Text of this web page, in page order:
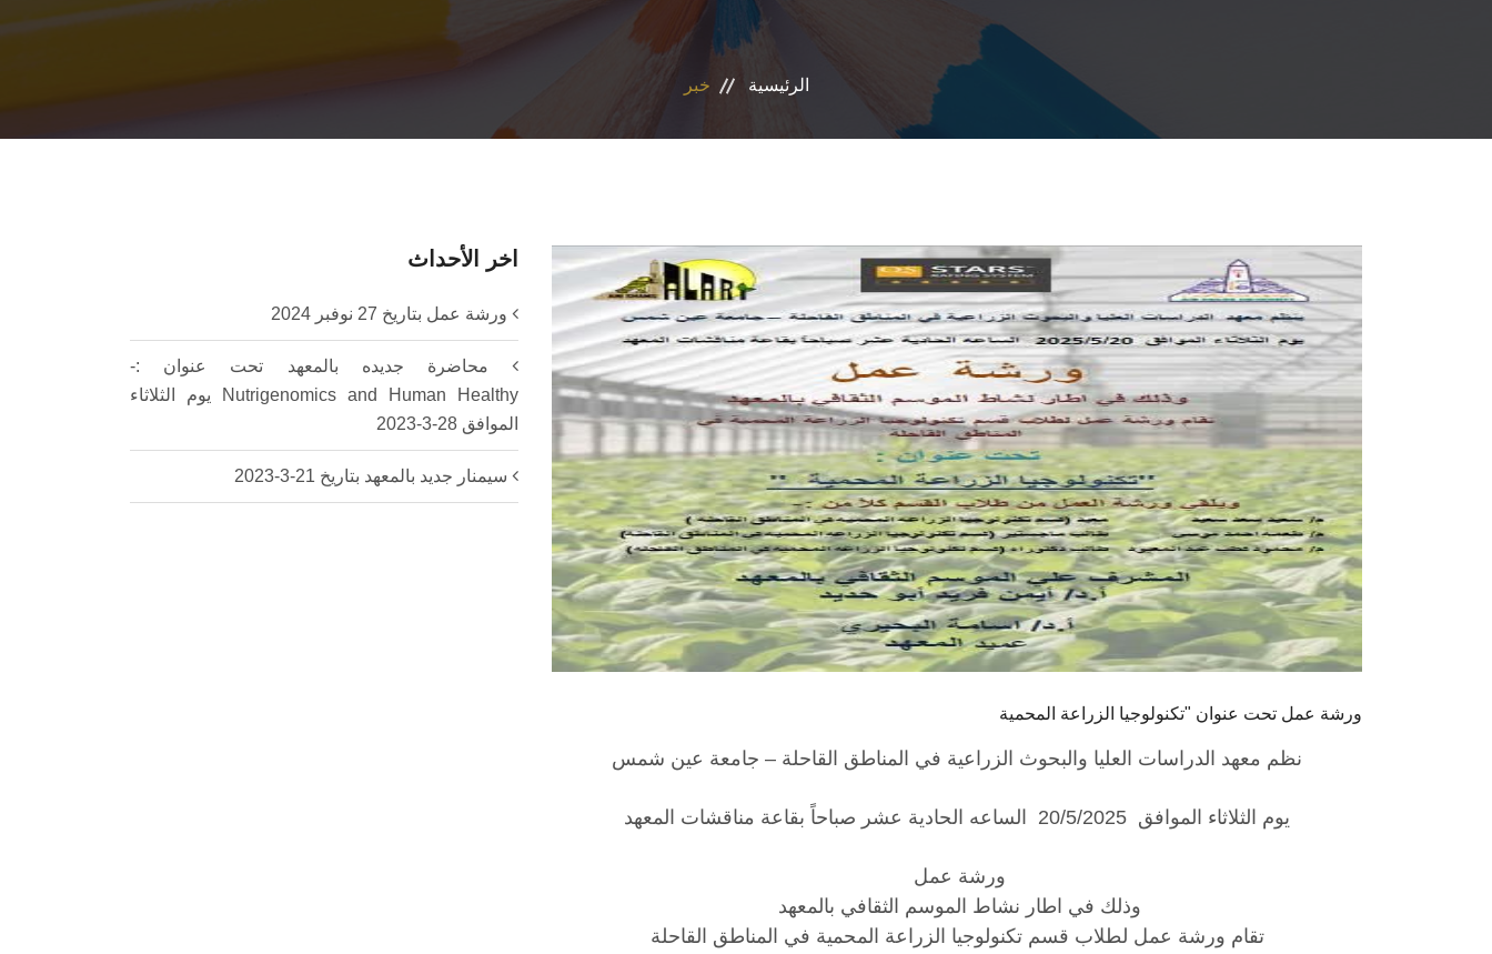
الرئيسية خبر
ورشة عمل تحت عنوان "تكنولوجيا الزراعة المحمية
نظم معهد الدراسات العليا والبحوث الزراعية في المناطق القاحلة – جامعة عين شمس
يوم الثلاثاء الموافق 20/5/2025 الساعه الحادية عشر صباحاً بقاعة مناقشات المعهد
ورشة عمل
وذلك في اطار نشاط الموسم الثقافي بالمعهد
تقام ورشة عمل لطلاب قسم تكنولوجيا الزراعة المحمية في المناطق القاحلة
اخر الأحداث
ورشة عمل بتاريخ 27 نوفبر 2024
محاضرة جديده بالمعهد تحت عنوان :-
Nutrigenomics and Human Healthy يوم الثلاثاء
الموافق 28-3-2023
سيمنار جديد بالمعهد بتاريخ 21-3-2023